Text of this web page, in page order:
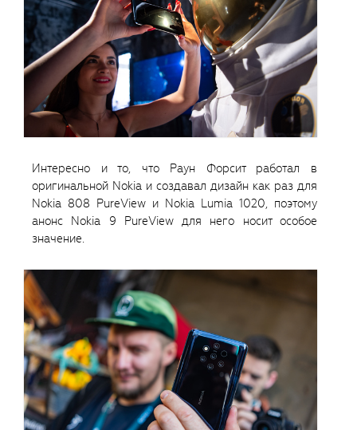
Интересно и то, что Раун Форсит работал в
оригинальной Nokia и создавал дизайн как раз для
Nokia 808 PureView и Nokia Lumia 1020, поэтому
анонс Nokia 9 PureView для него носит особое
значение.